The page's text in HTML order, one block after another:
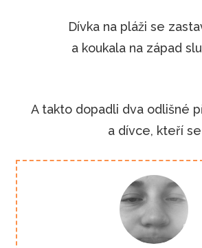
Dívka na pláži se
a koukala na západ
A takto dopadli dva odlišné
a dívce, kteří